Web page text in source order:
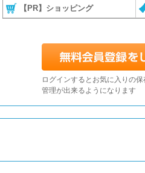
【PR】ショッピング
ログインするとお気に入りの
管理が出来るようになります